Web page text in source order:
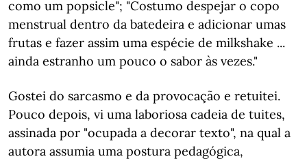
como um popsicle"; "Costumo despejar o copo
menstrual dentro da batedeira e adicionar umas
frutas e fazer assim uma espécie de milkshake ...
ainda estranho um pouco o sabor às vezes."
Gostei do sarcasmo e da provocação e retuitei.
Pouco depois, vi uma laboriosa cadeia de tuites,
assinada por "ocupada a decorar texto", na qual a
autora assumia uma postura pedagógica,